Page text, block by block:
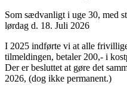
Som sædvanligt i uge 30, med
lørdag d. 18. Juli 2026
I 2025 indførte vi at alle
tilmeldingen, betaler 200,- i
Der er besluttet at gøre det
2026, (dog ikke permanent.)